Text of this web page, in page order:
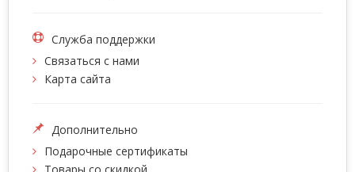
Служба поддержки
Связаться с нами
Карта сайта
Дополнительно
Подарочные сертификаты